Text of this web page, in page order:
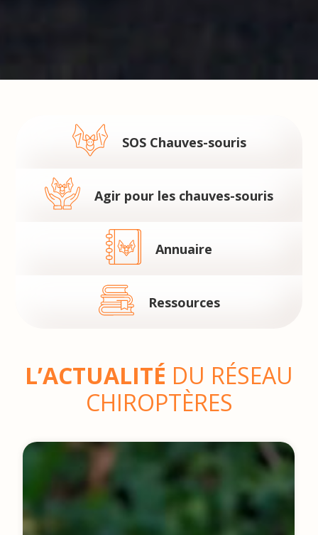
SOS Chauves-souris
Agir pour les chauves-souris
Annuaire
Ressources
L’ACTUALITÉ DU RÉSEAU
CHIROPTÈRES